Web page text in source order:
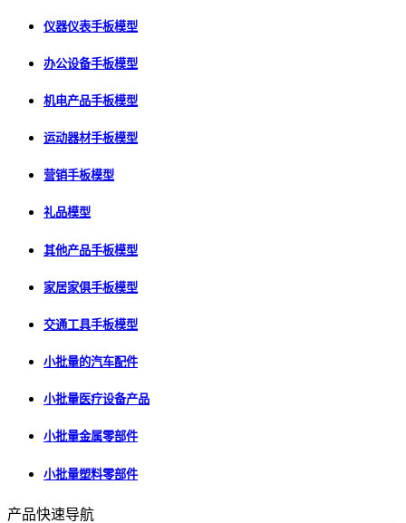
仪器仪表手板模型
办公设备手板模型
机电产品手板模型
运动器材手板模型
营销手板模型
礼品模型
其他产品手板模型
家居家俱手板模型
交通工具手板模型
小批量的汽车配件
小批量医疗设备产品
小批量金属零部件
小批量塑料零部件
产品快速导航